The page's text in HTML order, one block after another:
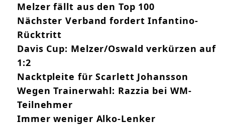
Melzer fällt aus den Top 100
Nächster Verband fordert Infantino-
Rücktritt
Davis Cup: Melzer/Oswald verkürzen auf
1:2
Nacktpleite für Scarlett Johansson
Wegen Trainerwahl: Razzia bei WM-
Teilnehmer
Immer weniger Alko-Lenker